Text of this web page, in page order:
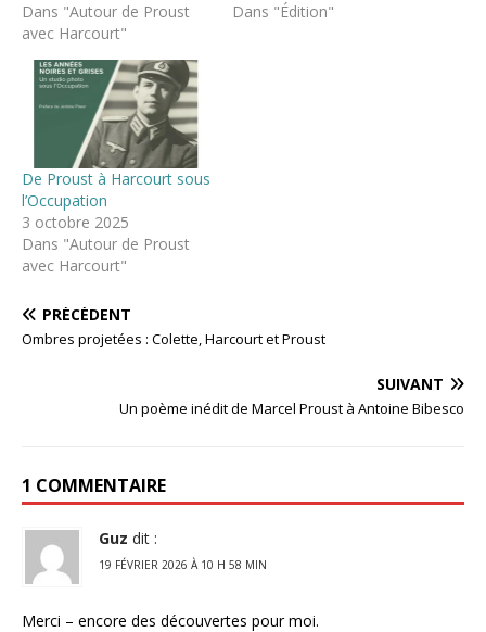
Dans "Autour de Proust
avec Harcourt"
Dans "Édition"
De Proust à Harcourt sous
l’Occupation
3 octobre 2025
Dans "Autour de Proust
avec Harcourt"
PRÉCÉDENT
Ombres projetées : Colette, Harcourt et Proust
SUIVANT
Un poème inédit de Marcel Proust à Antoine Bibesco
1 COMMENTAIRE
Guz dit :
19 FÉVRIER 2026 À 10 H 58 MIN
Merci – encore des découvertes pour moi.